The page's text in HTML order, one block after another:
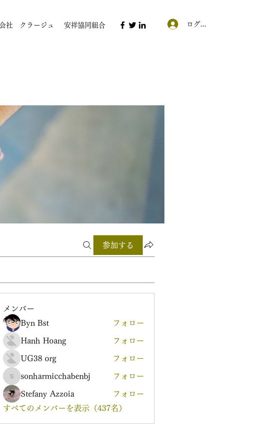
社 クラージュ 安祥協同組合 ログイン
参加する
メンバー
Byn Bst
フォロー
Hanh Hoang フォロー
UG38 org フォロー
sonharmicchabenbj
sonharmicchabenbj フォロー
Stefany Azzoia
フォロー
すべてのメンバーを表示（437名）